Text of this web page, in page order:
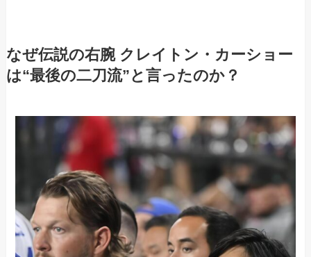
なぜ伝説の右腕 クレイトン・カーショー
は“最後の二刀流”と言ったのか？